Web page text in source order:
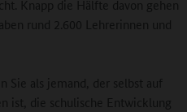
Knapp die Hälfte davon gehen
rund 2.600 Lehrerinnen und
Sie als jemand, der selbst auf
ist, die schulische Entwicklung